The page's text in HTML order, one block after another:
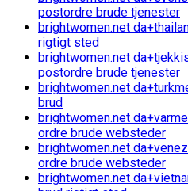
postordre brude tjenester
brightwomen.net
rigtigt sted
brightwomen.net
postordre brude tjenester
brightwomen.net
brud
brightwomen.net
ordre brude websteder
brightwomen.net
ordre brude websteder
brightwomen.net